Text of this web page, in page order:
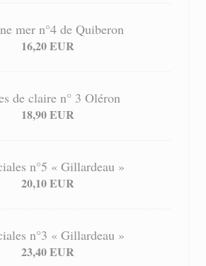
mer n°4 de Quiberon
16,20 EUR
de claire n° 3 Oléron
18,90 EUR
n°5 « Gillardeau »
20,10 EUR
n°3 « Gillardeau »
23,40 EUR